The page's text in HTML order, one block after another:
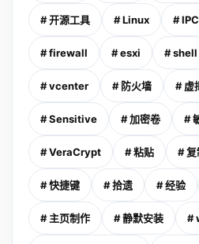
# 开源工具 # Linux #
# firewall # esxi # shell
# vcenter # 防火墙 # 虚
# Sensitive # 加密卷 #
# VeraCrypt # 粘贴 # 复
# 快捷键 # 拾遗 # 经验
# 主页制作 # 静默安装 #